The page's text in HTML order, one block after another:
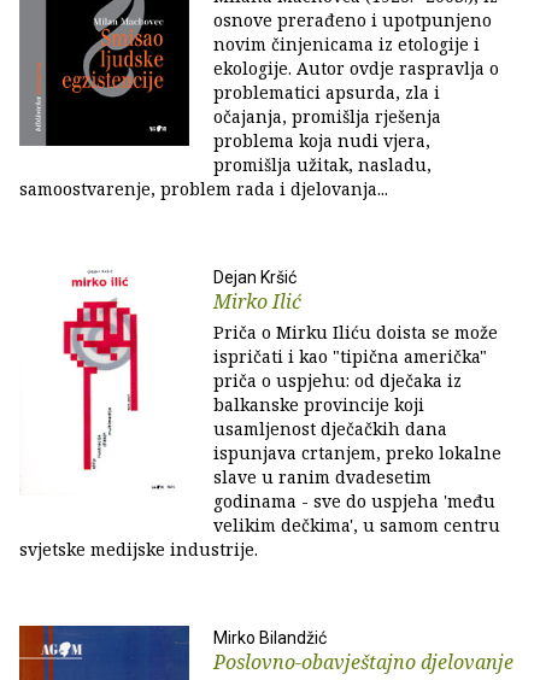
osnove prerađeno i upotpunjeno
novim činjenicama iz etologije i
ekologije. Autor ovdje raspravlja o
problematici apsurda, zla i
očajanja, promišlja rješenja
problema koja nudi vjera,
promišlja užitak, nasladu,
samoostvarenje, problem rada i djelovanja...
Dejan Kršić
Mirko Ilić
Priča o Mirku Iliću doista se može
ispričati i kao "tipična američka"
priča o uspjehu: od dječaka iz
balkanske provincije koji
usamljenost dječačkih dana
ispunjava crtanjem, preko lokalne
slave u ranim dvadesetim
godinama - sve do uspjeha 'među
velikim dečkima', u samom centru
svjetske medijske industrije.
Mirko Bilandžić
Poslovno-obavještajno djelovanje